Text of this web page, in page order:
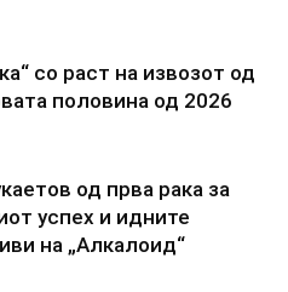
со раст на извозот од
половина од 2026
од прва рака за
успех и идните
на „Алкалоид“